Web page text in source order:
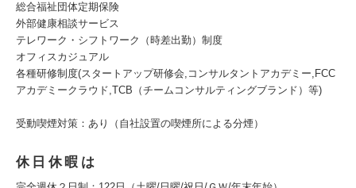
総合福祉団体定期保険
外部健康相談サービス
テレワーク・シフトワーク（時差出勤）制度
オフィスカジュアル
各種研修制度(スタートアップ研修会,コンサルタントアカデミー,FCC
アカデミークラウド,TCB（チームコンサルティングブランド）等)
受動喫煙対策：あり（自社設置の喫煙所による分煙）
休日休暇は